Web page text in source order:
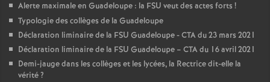
Alerte maximale en Guadeloupe : la FSU veut des actes forts !
Typologie des collèges de la Guadeloupe
Déclaration liminaire de la FSU Guadeloupe - CTA du 23 mars 2021
Déclaration liminaire de la FSU Guadeloupe – CTA du 16 avril 2021
Demi-jauge dans les collèges et les lycées, la Rectrice dit-elle la
vérité?